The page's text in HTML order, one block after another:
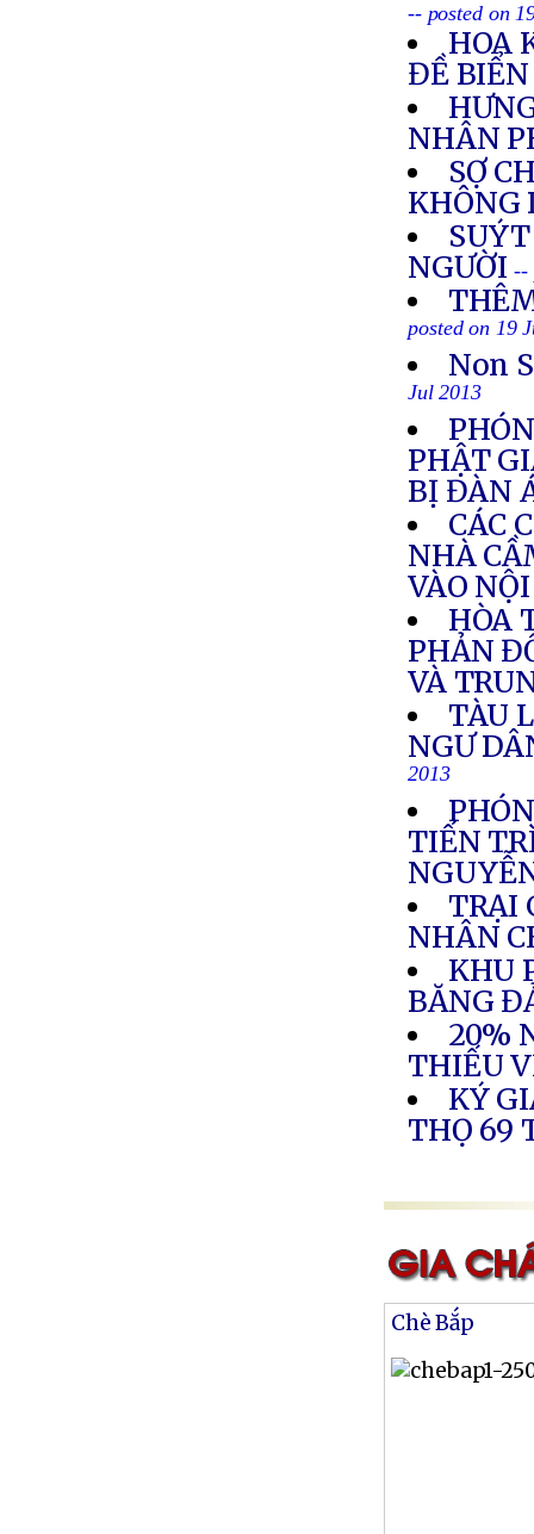
-- posted on
HOA
ĐỀ
NHÂN
SỢ
KHÔNG
NGƯỜI--
posted on 19
Non
Jul 2013
PHẬT
BỊ ĐÀN
CÁC
NHÀ
VÀO
HÒA
PHẢN
VÀ
TÀU
NGƯ
2013
TIẾN
TRẠI
NHÂN
KHU
BĂNG
20%
THIẾU
KÝ
THỌ 69
Chè Bắp